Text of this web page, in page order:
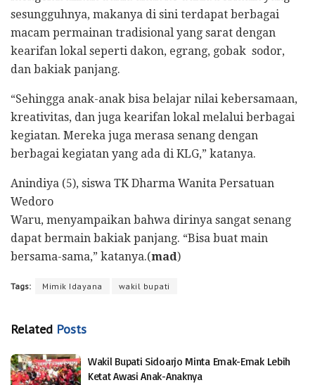
sesungguhnya, makanya di sini terdapat berbagai
macam permainan tradisional yang sarat dengan
kearifan lokal seperti dakon, egrang, gobak sodor,
dan bakiak panjang.
“Sehingga anak-anak bisa belajar nilai kebersamaan,
kreativitas, dan juga kearifan lokal melalui berbagai
kegiatan. Mereka juga merasa senang dengan
berbagai kegiatan yang ada di KLG,” katanya.
Anindiya (5), siswa TK Dharma Wanita Persatuan
Wedoro
Waru, menyampaikan bahwa dirinya sangat senang
dapat bermain bakiak panjang. “Bisa buat main
bersama-sama,” katanya.(mad)
Tags: Mimik Idayana wakil bupati
Related Posts
Wakil Bupati Sidoarjo Minta Emak-Emak Lebih
Ketat Awasi Anak-Anaknya